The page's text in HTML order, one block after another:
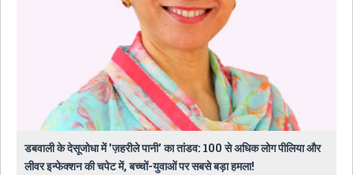
डबवाली के देसूजोधा में 'ज़हरीले पानी' का तांडव: 100 से अधिक लोग पीलिया और
लीवर इन्फेक्शन की चपेट में, बच्चों-युवाओं पर सबसे बड़ा हमला!